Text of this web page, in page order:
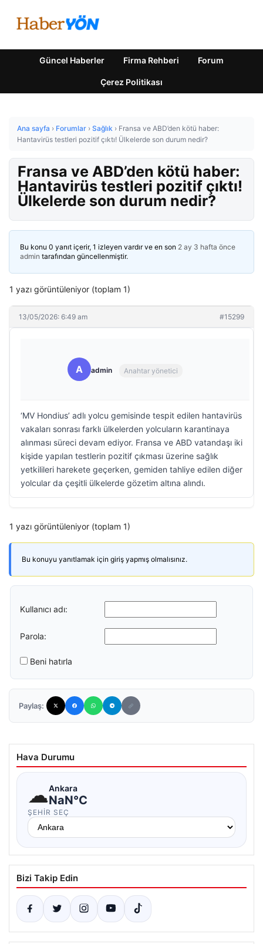
Güncel Haberler Firma Rehberi Forum
Çerez Politikası
Ana sayfa › Forumlar › Sağlık › Fransa ve ABD’den kötü haber:
Hantavirüs testleri pozitif çıktı! Ülkelerde son durum nedir?
Fransa ve ABD’den kötü haber:
Hantavirüs testleri pozitif çıktı!
Ülkelerde son durum nedir?
Bu konu 0 yanıt içerir, 1 izleyen vardır ve en son 2 ay 3 hafta önce
admin tarafından güncellenmiştir.
1 yazı görüntüleniyor (toplam 1)
13/05/2026: 6:49 am #15299
A admin Anahtar yönetici
‘MV Hondius’ adlı yolcu gemisinde tespit edilen hantavirüs
vakaları sonrası farklı ülkelerden yolcuların karantinaya
alınması süreci devam ediyor. Fransa ve ABD vatandaşı iki
kişide yapılan testlerin pozitif çıkması üzerine sağlık
yetkilileri harekete geçerken, gemiden tahliye edilen diğer
yolcular da çeşitli ülkelerde gözetim altına alındı.
1 yazı görüntüleniyor (toplam 1)
Bu konuyu yanıtlamak için giriş yapmış olmalısınız.
Kullanıcı adı:
Parola:
Beni hatırla
Paylaş:
Hava Durumu
☁Ankara
NaN°C
ŞEHIR SEÇ
Bizi Takip Edin